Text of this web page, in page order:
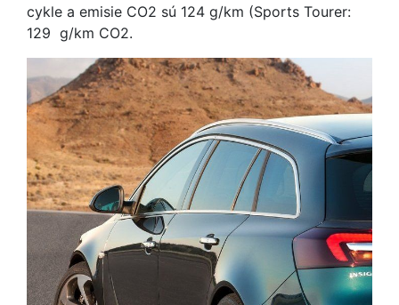
cykle a emisie CO2 sú 124 g/km (Sports Tourer:
129 g/km CO2.